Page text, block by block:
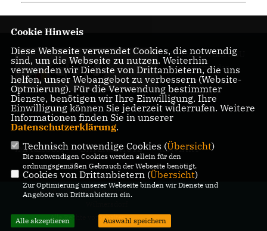
Homepage des CDU
Kreisverbandes
Charlottenburg-
Wilmersdorf
IMPRESSUM DATENSCHUTZ KONTAKT
@2026 CDU Charlottenburg-
Alle Rechte vorbehalten.
Cookie Hinweis
Diese Webseite verwendet Cookies, die notwendig
sind, um die Webseite zu nutzen. Weiterhin
verwenden wir Dienste von Drittanbietern, die uns
helfen, unser Webangebot zu verbessern (Website-
Optmierung). Für die Verwendung bestimmter
Dienste, benötigen wir Ihre Einwilligung. Ihre
Einwilligung können Sie jederzeit widerrufen. Weitere
Informationen finden Sie in unserer
Datenschutzerklärung.
Technisch notwendige Cookies (Übersicht)
Die notwendigen Cookies werden allein für den
ordnungsgemäßen Gebrauch der Webseite benötigt.
Cookies von Drittanbietern (Übersicht)
Zur Optimierung unserer Webseite binden wir Dienste und
Angebote von Drittanbietern ein.
Alle akzeptieren Auswahl speichern